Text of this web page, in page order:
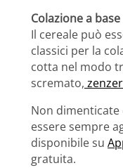
Colazione a
Il cereale può
classici per la
cotta nel modo
scremato,
Non dimenticate
essere sempre
disponibile su
gratuita.